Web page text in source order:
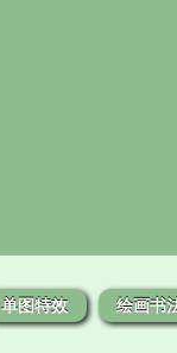
单图特效 绘画书